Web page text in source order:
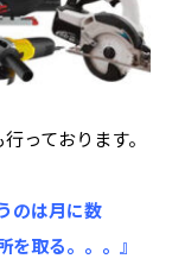
っております。
のは月に数
取る。。。』